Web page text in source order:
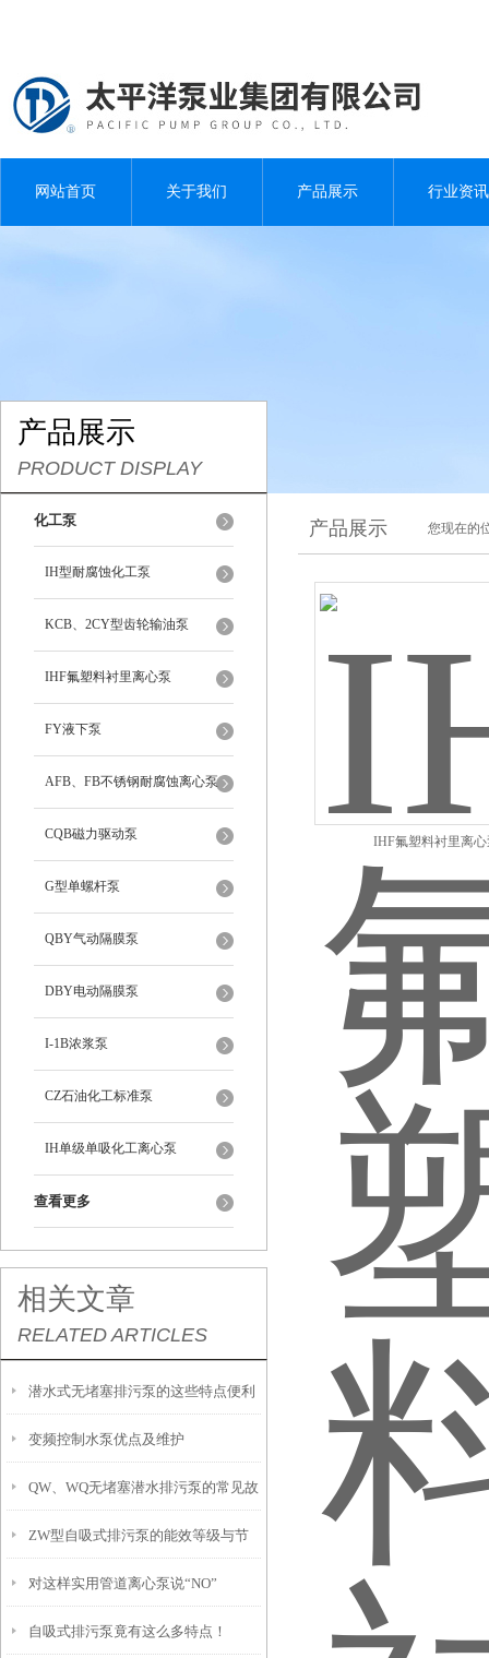
网站首页 关于我们 产品展示 行业资讯
产品展示
PRODUCT DISPLAY
化工泵
IH型耐腐蚀化工泵
KCB、2CY型齿轮输油泵
IHF氟塑料衬里离心泵
FY液下泵
AFB、FB不锈钢耐腐蚀离心泵
CQB磁力驱动泵
G型单螺杆泵
QBY气动隔膜泵
DBY电动隔膜泵
I-1B浓浆泵
CZ石油化工标准泵
IH单级单吸化工离心泵
查看更多
相关文章
RELATED ARTICLES
潜水式无堵塞排污泵的这些特点便利
了众多行业
变频控制水泵优点及维护
QW、WQ无堵塞潜水排污泵的常见故
障分析及其排除方法
ZW型自吸式排污泵的能效等级与节
能运行策略
对这样实用管道离心泵说“NO”
自吸式排污泵竟有这么多特点！
产品展示 您现在的
IHF氟塑料衬里离心